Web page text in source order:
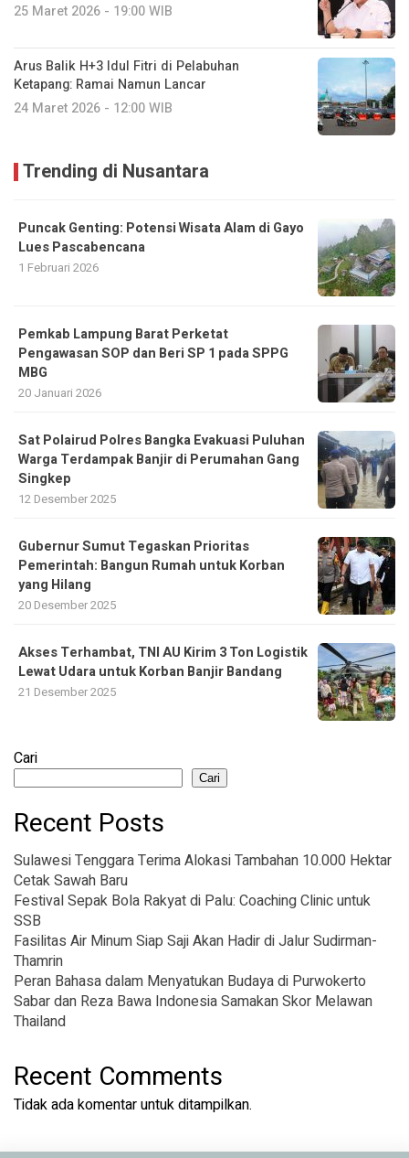
25 Maret 2026 - 19:00 WIB
Arus Balik H+3 Idul Fitri di Pelabuhan
Ketapang: Ramai Namun Lancar
24 Maret 2026 - 12:00 WIB
Trending di Nusantara
Puncak Genting: Potensi Wisata Alam di Gayo
Lues Pascabencana
1 Februari 2026
Pemkab Lampung Barat Perketat
Pengawasan SOP dan Beri SP 1 pada SPPG
MBG
20 Januari 2026
Sat Polairud Polres Bangka Evakuasi Puluhan
Warga Terdampak Banjir di Perumahan Gang
Singkep
12 Desember 2025
Gubernur Sumut Tegaskan Prioritas
Pemerintah: Bangun Rumah untuk Korban
yang Hilang
20 Desember 2025
Akses Terhambat, TNI AU Kirim 3 Ton Logistik
Lewat Udara untuk Korban Banjir Bandang
21 Desember 2025
Cari
Cari
Recent Posts
Sulawesi Tenggara Terima Alokasi Tambahan 10.000 Hektar
Cetak Sawah Baru
Festival Sepak Bola Rakyat di Palu: Coaching Clinic untuk
SSB
Fasilitas Air Minum Siap Saji Akan Hadir di Jalur Sudirman-
Thamrin
Peran Bahasa dalam Menyatukan Budaya di Purwokerto
Sabar dan Reza Bawa Indonesia Samakan Skor Melawan
Thailand
Recent Comments
Tidak ada komentar untuk ditampilkan.